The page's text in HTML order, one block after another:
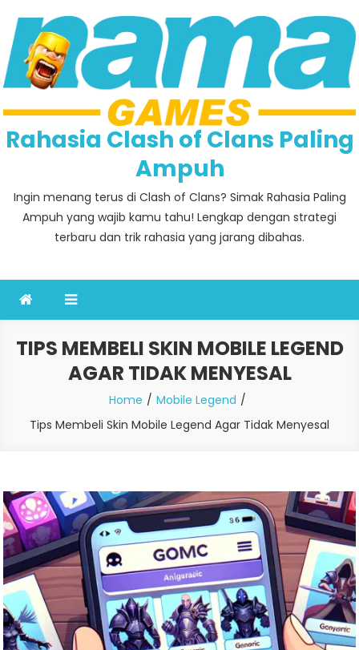
content
Rahasia Clash of Clans Paling
Ampuh
Ingin menang terus di Clash of Clans? Simak Rahasia Paling
Ampuh yang wajib kamu tahu! Lengkap dengan strategi
terbaru dan trik rahasia yang jarang dibahas.
TIPS MEMBELI SKIN MOBILE LEGEND
AGAR TIDAK MENYESAL
Home
Mobile Legend
Tips Membeli Skin Mobile Legend Agar Tidak Menyesal